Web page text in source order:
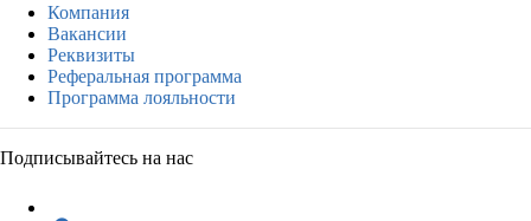
Компания
Вакансии
Реквизиты
Реферальная программа
Программа лояльности
Подписывайтесь на нас